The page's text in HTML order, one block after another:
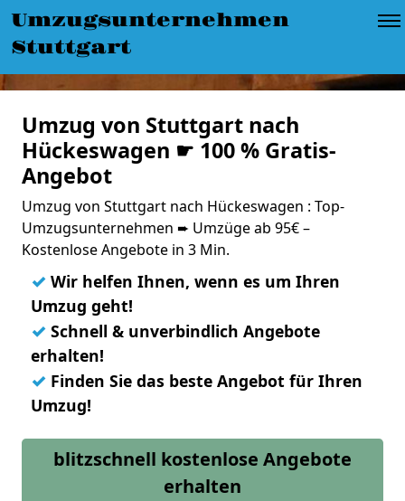
Umzugsunternehmen
Stuttgart
Umzug von Stuttgart nach
Hückeswagen ☛ 100 % Gratis-
Angebot
Umzug von Stuttgart nach Hückeswagen : Top-
Umzugsunternehmen ➨ Umzüge ab 95€ –
Kostenlose Angebote in 3 Min.
✓ Wir helfen Ihnen, wenn es um Ihren
Umzug geht!
✓ Schnell & unverbindlich Angebote
erhalten!
✓ Finden Sie das beste Angebot für Ihren
Umzug!
blitzschnell kostenlose Angebote
erhalten